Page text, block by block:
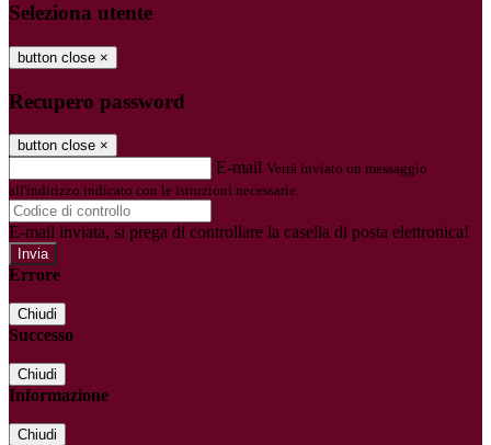
Seleziona utente
button close ×
Recupero password
button close ×
E-mail Verrà inviato un messaggio
all'indirizzo indicato con le istruzioni necessarie.
E-mail inviata, si prega di controllare la casella di posta elettronica!
Errore
Chiudi
Successo
Chiudi
Informazione
Chiudi